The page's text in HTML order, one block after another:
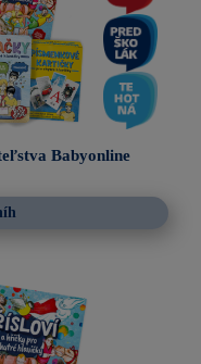
Babyonline